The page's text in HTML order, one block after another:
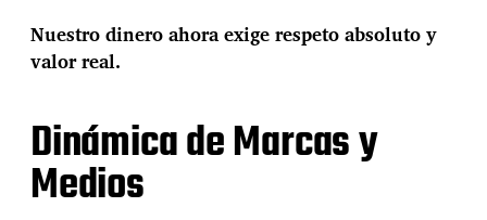
Nuestro dinero ahora exige respeto absoluto y
valor real.
Dinámica de Marcas y
Medios